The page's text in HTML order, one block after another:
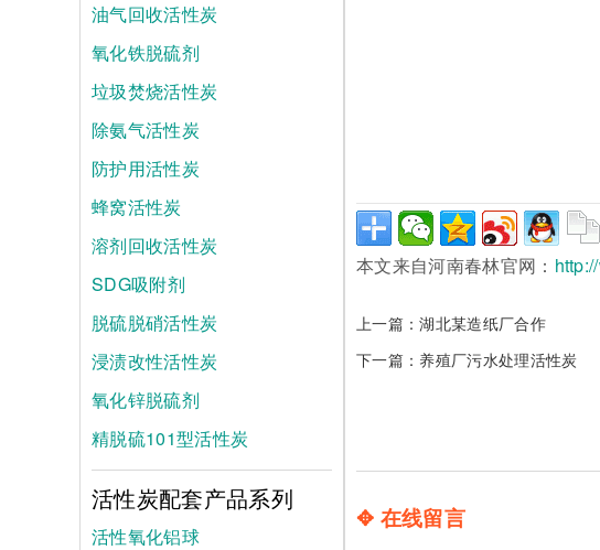
本文来自河南春林官网：
上一篇：湖北某造纸厂合作
下一篇： 养殖厂污水处理活性炭
✥ 在线留言
油气回收活性炭
氧化铁脱硫剂
垃圾焚烧活性炭
除氨气活性炭
防护用活性炭
蜂窝活性炭
溶剂回收活性炭
SDG吸附剂
脱硫脱硝活性炭
浸渍改性活性炭
氧化锌脱硫剂
精脱硫101型活性炭
活性炭配套产品系列
活性氧化铝球